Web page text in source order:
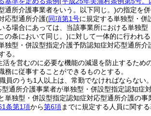
通所介護事業者をいう。以下同じ。)の指定を
応型通所介護(同項第1号に規定する単独型・併
る場合にあっては、当該事業所における単独
の条において同じ。)に対して一体的に行われ
独型・併設型指定介護予防認知症対応型通所
る。
を営むのに必要な機能の減退を防止するた
に従事することができるものとする。
員のうち1人以上は、常勤でなければならない
通所介護事業者が単独型・併設型指定認知
単独型・併設型指定認知症対応型通所介護の
条第1項から第6項までに規定する人員に関す